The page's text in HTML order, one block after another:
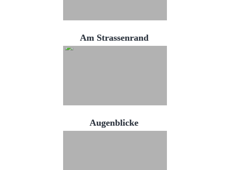
Am Strassenrand
Augenblicke